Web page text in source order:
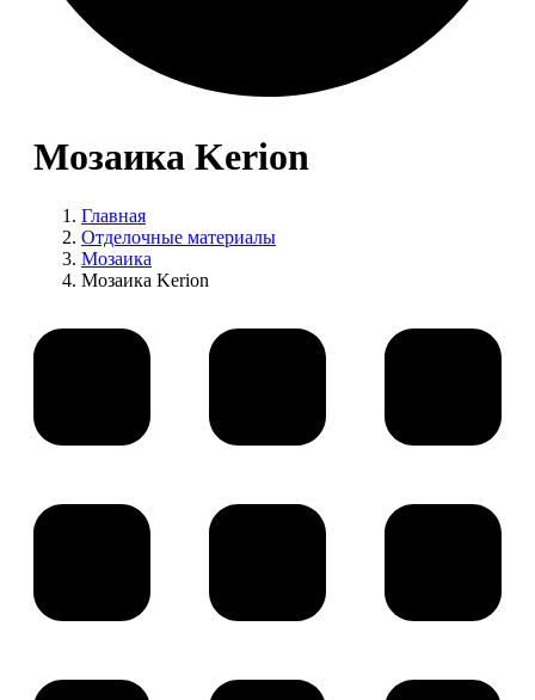
Мозаика Kerion
Главная
Отделочные материалы
Мозаика
Мозаика Kerion